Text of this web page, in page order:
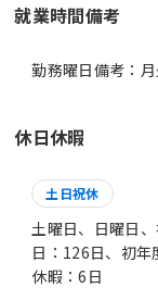
就業時間備考
休日休暇
土日祝休
土曜日、日曜日
日：126日、初
休暇：6日